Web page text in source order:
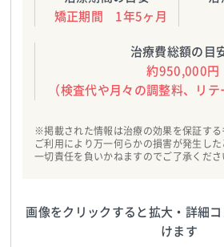
矯正期間 1年5ヶ月
治療費総額の目
約950,000円
（検査代や月々の調整料、リテ
※掲載された情報は治療の効果を保証する
ご利用により万一何らかの損害が発生し
一切責任を負いかねますのでご了承くださ
画像をクリックすると拡大・詳細
けます